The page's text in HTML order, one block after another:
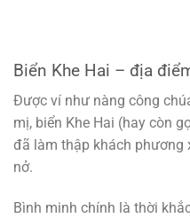
Biển Khe Hai – địa
Được ví như nàng công
mị, biển Khe Hai (hay còn
đã làm thập khách phương
nở.
Bình minh chính là thời